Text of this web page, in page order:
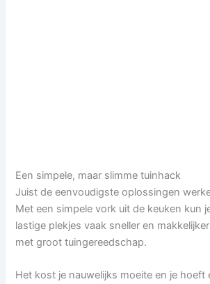
Een simpele, maar slimme tuinhack
Juist de eenvoudigste oplossingen
Met een simpele vork uit de keuken kun
lastige plekjes vaak sneller en
met groot tuingereedschap.
Het kost je nauwelijks moeite en je hoeft